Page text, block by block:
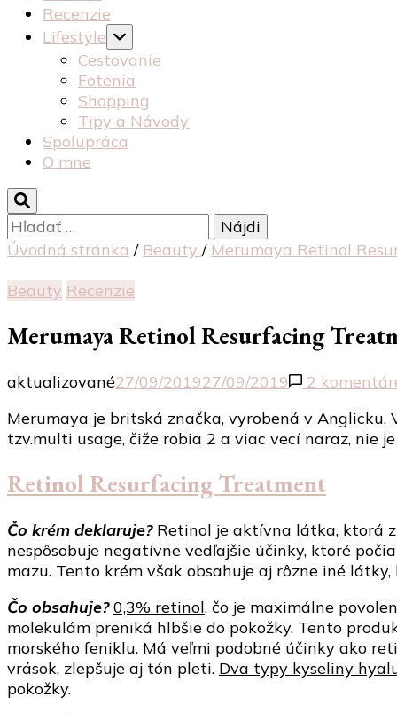
Recenzie
Lifestyle
Cestovanie
Fotenia
Shopping
Tipy a Návody
Spolupráca
O mne
Hľadať:
Úvodná stránka / Beauty / Merumaya Retinol
Beauty Recenzie
Merumaya Retinol Resurfacing
aktualizované27/09/201927/09/2019 2
Merumaya je britská značka, vyrobená v
tzv.multi usage, čiže robia 2 a viac vecí naraz, nie
Retinol Resurfacing Treatment
Čo krém deklaruje?Retinol je aktívna látka, ktorá
nespôsobuje negatívne vedľajšie účinky, ktoré
mazu. Tento krém však obsahuje aj rôzne iné
Čo obsahuje? 0,3% retinol, čo je maximálne
molekulám preniká hlbšie do pokožky. Tento
morského feniklu. Má veľmi podobné účinky ako
vrások, zlepšuje aj tón pleti. Dva typy kyseliny
pokožky.